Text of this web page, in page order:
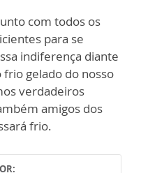
com todos os
para se
indiferença diante
frio gelado do nosso
verdadeiros
amigos dos
frio.